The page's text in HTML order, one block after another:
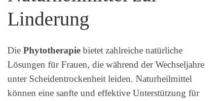
Linderung
Die Phytotherapie bietet zahlreiche natürliche
Lösungen für Frauen, die während der Wechseljahre
unter Scheidentrockenheit leiden. Naturheilmittel
können eine sanfte und effektive Unterstützung für